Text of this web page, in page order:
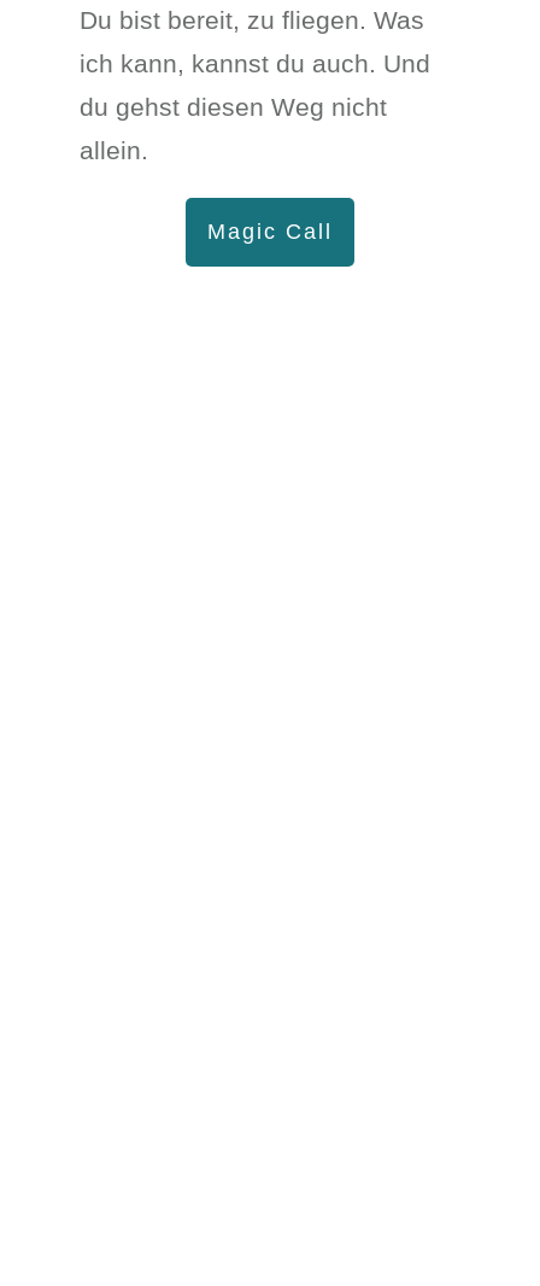
Du bist bereit, zu fliegen. Was
ich kann, kannst du auch. Und
du gehst diesen Weg nicht
allein.
Magic Call